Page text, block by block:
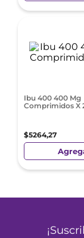
Ibu 400 400 Mg
Comprimidos X
$5264,27